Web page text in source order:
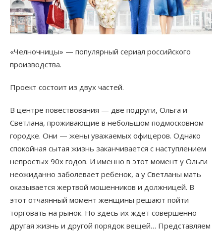
«Челночницы» — популярный сериал российского
производства.
Проект состоит из двух частей.
В центре повествования — две подруги, Ольга и
Светлана, проживающие в небольшом подмосковном
городке. Они — жены уважаемых офицеров. Однако
спокойная сытая жизнь заканчивается с наступлением
непростых 90х годов. И именно в этот момент у Ольги
неожиданно заболевает ребенок, а у Светланы мать
оказывается жертвой мошенников и должницей. В
этот отчаянный момент женщины решают пойти
торговать на рынок. Но здесь их ждет совершенно
другая жизнь и другой порядок вещей… Представляем